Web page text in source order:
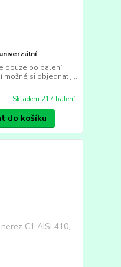
pouze po balení,
možné si objednat j...
Skladem 217 balení
do košíku